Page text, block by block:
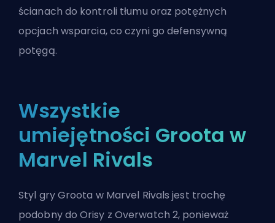
ścianach do kontroli tłumu oraz potężnych
opcjach wsparcia, co czyni go defensywną
potęgą.
Wszystkie
umiejętności Groota w
Marvel Rivals
Styl gry Groota w Marvel Rivals jest trochę
podobny do Orisy z Overwatch 2, ponieważ